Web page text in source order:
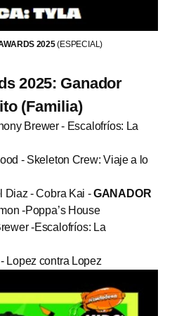
2025(ESPECIAL)
2025: Ganador
(Familia)
Brewer - Escalofríos: La
- Skeleton Crew: Viaje a lo
Diaz - Cobra Kai -GANADOR
-Poppa’s House
-Escalofríos: La
Lopez contra Lopez